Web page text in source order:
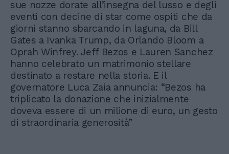
sue nozze dorate all’insegna del lusso e degli
eventi con decine di star come ospiti che da
giorni stanno sbarcando in laguna, da Bill
Gates a Ivanka Trump, da Orlando Bloom a
Oprah Winfrey. Jeff Bezos e Lauren Sanchez
hanno celebrato un matrimonio stellare
destinato a restare nella storia. E il
governatore Luca Zaia annuncia: “Bezos ha
triplicato la donazione che inizialmente
doveva essere di un milione di euro, un gesto
di straordinaria generosità”